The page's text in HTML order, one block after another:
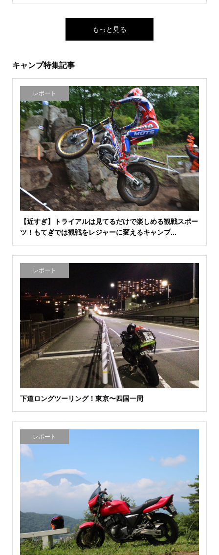
もっと見る
キャンプ特集記事
レポート
【近すぎ】トライアルは見てるだけで楽しめる観戦スポー
ツ！もてぎでは観戦をレジャーに変えるキャンプ...
レポート
下道ロングツーリング！東京〜四国一周
レポート